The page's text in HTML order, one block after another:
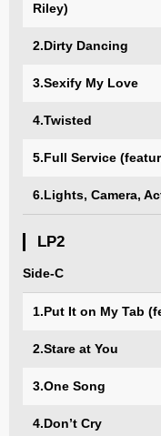
Riley)
2.Dirty Dancing
3.Sexify My Love
4.Twisted
5.Full Service
6.Lights, Camera,
LP2
Side-C
1.Put It on My Tab
2.Stare at You
3.One Song
4.Don’t Cry